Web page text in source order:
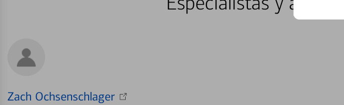
Zach Ochsenschlager